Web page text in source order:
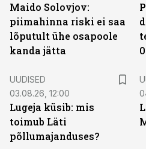
Maido Solovjov:
piimahinna riski ei saa
lõputult ühe osapoole
kanda jätta
UUDISED
03.08.26, 12:00
Lugeja küsib: mis
toimub Läti
põllumajanduses?